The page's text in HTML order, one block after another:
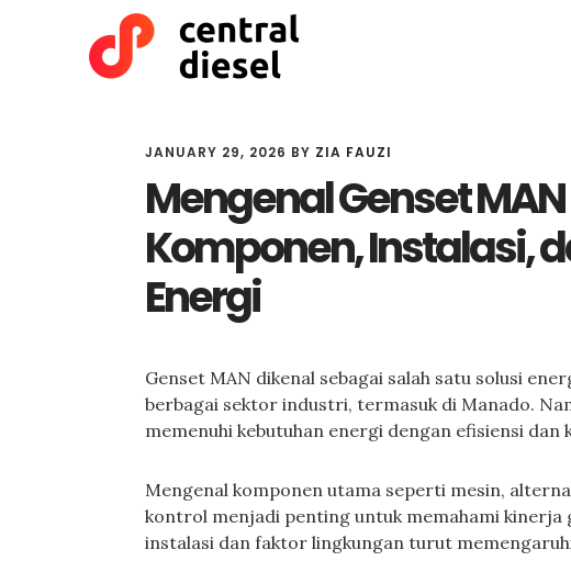
JANUARY 29, 2026 BY ZIA FAUZI
Mengenal Genset
Komponen, Instalasi,
Energi
Genset MAN dikenal sebagai salah satu solusi
berbagai sektor industri, termasuk di Manado.
memenuhi kebutuhan energi dengan efisiensi dan
Mengenal komponen utama seperti mesin,
kontrol menjadi penting untuk memahami kinerja
instalasi dan faktor lingkungan turut